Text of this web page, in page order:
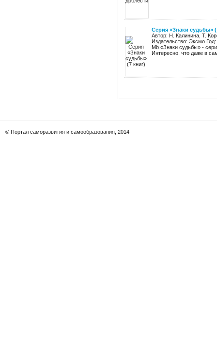
Серия «Знаки судьбы»
Автор: Н. Калинина, Т.
Издательство: Эксмо
Mb «Знаки судьбы» -
Интересно, что даже в
© Портал саморазвития и самообразования, 2014